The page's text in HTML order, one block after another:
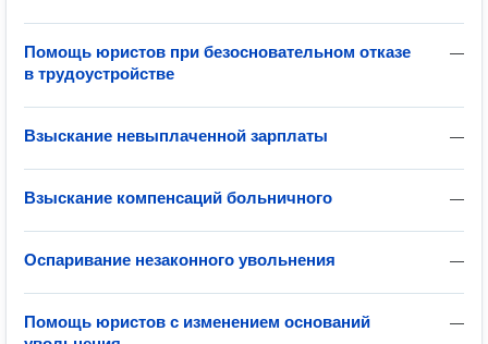
—
Помощь юристов при безосновательном отказе
в трудоустройстве
—
Взыскание невыплаченной зарплаты
—
Взыскание компенсаций больничного
—
Оспаривание незаконного увольнения
—
Помощь юристов с изменением оснований